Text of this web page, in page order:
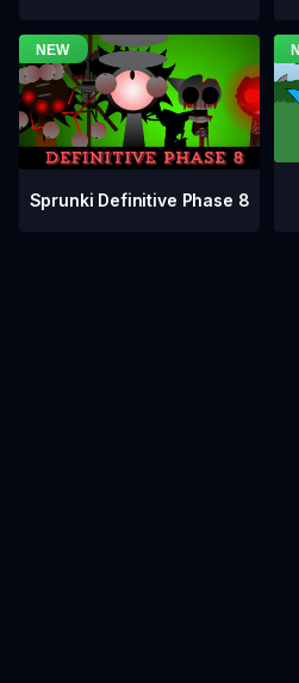
Sprunki Definitive Phase 8